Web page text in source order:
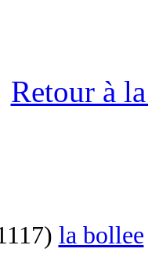
Retour à
la bollee